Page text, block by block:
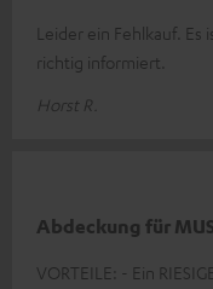
Leider ein Fehlkauf.
richtig informiert.
Horst R.
Abdeckung für
VORTEILE: - Ein